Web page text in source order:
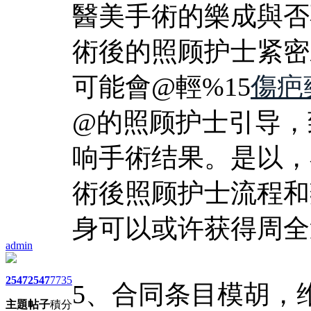
admin
2547
主題
2547
帖子
7735
積分
醫美手術的樂成與
術後的照顾护士紧
可能會@輕%15傷疤
@的照顾护士引导
响手術结果。是以
術後照顾护士流程
身可以或许获得周
5、合同条目模胡，